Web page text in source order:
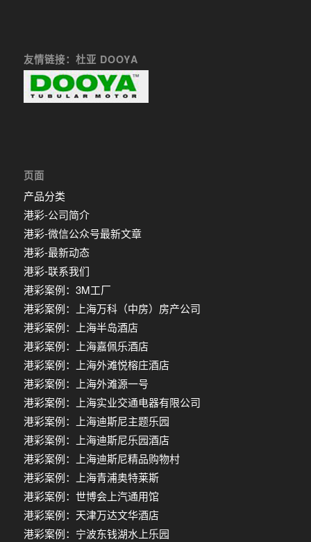
友情链接：杜亚 DOOYA
页面
产品分类
港彩-公司简介
港彩-微信公众号最新文章
港彩-最新动态
港彩-联系我们
港彩案例：3M工厂
港彩案例：上海万科（中房）房产公司
港彩案例：上海半岛酒店
港彩案例：上海嘉佩乐酒店
港彩案例：上海外滩悦榕庄酒店
港彩案例：上海外滩源一号
港彩案例：上海实业交通电器有限公司
港彩案例：上海迪斯尼主题乐园
港彩案例：上海迪斯尼乐园酒店
港彩案例：上海迪斯尼精品购物村
港彩案例：上海青浦奥特莱斯
港彩案例：世博会上汽通用馆
港彩案例：天津万达文华酒店
港彩案例：宁波东钱湖水上乐园